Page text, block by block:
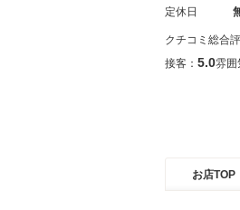
定休日
クチコミ総合評
接客： 5.0雰囲
お店TOP